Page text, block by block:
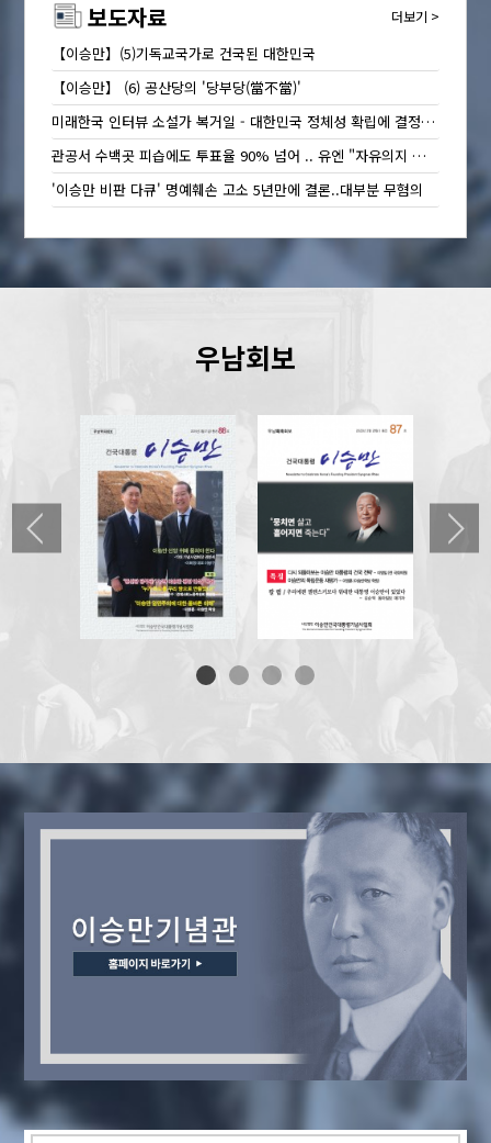
보도자료
【이승만】(5)기독교국가로 건국된 대한민국
【이승만】 (6) 공산당의 '당부당(當不當)'
미래한국 인터뷰 소설가 복거일 - 대한민국 정체성 확립에 결정적 역할한 이승만 대통령
관공서 수백곳 피습에도 투표율 90% 넘어 .. 유엔 "자유의지 확인" 조선일보 2018년 5월14일 특별기…
'이승만 비판 다큐' 명예훼손 고소 5년만에 결론..대부분 무혐의
더보기 >
우남회보